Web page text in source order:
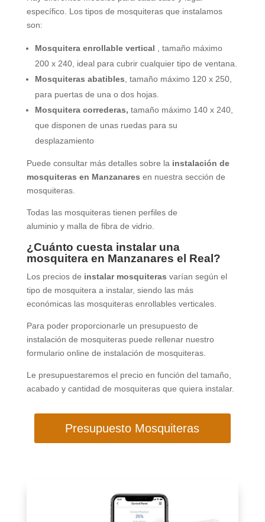
específico. Los tipos de mosquiteras que instalamos
son:
Mosquitera enrollable vertical , tamaño máximo
200 x 240, ideal para cubrir cualquier tipo de ventana.
Mosquiteras abatibles, tamaño máximo 120 x 250,
para puertas de una o dos hojas.
Mosquitera correderas, tamaño máximo 140 x 240,
que disponen de unas ruedas para su
desplazamiento
Puede consultar más detalles sobre la instalación de
mosquiteras en Manzanares en nuestra sección de
mosquiteras.
Todas las mosquiteras tienen perfiles de
aluminio y malla de fibra de vidrio.
¿Cuánto cuesta instalar una
mosquitera en Manzanares el Real?
Los precios de instalar mosquiteras varían según el
tipo de mosquitera a instalar, siendo las más
económicas las mosquiteras enrollables verticales.
Para poder proporcionarle un presupuesto de
instalación de mosquiteras puede rellenar nuestro
formulario online de instalación de mosquiteras.
Le presupuestaremos el precio en función del tamaño,
acabado y cantidad de mosquiteras que quiera instalar.
Presupuesto Mosquiteras